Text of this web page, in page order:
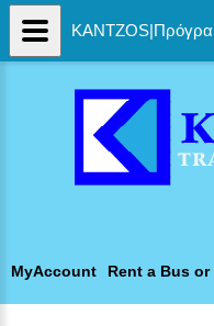
MyAccount Rent a Bus or